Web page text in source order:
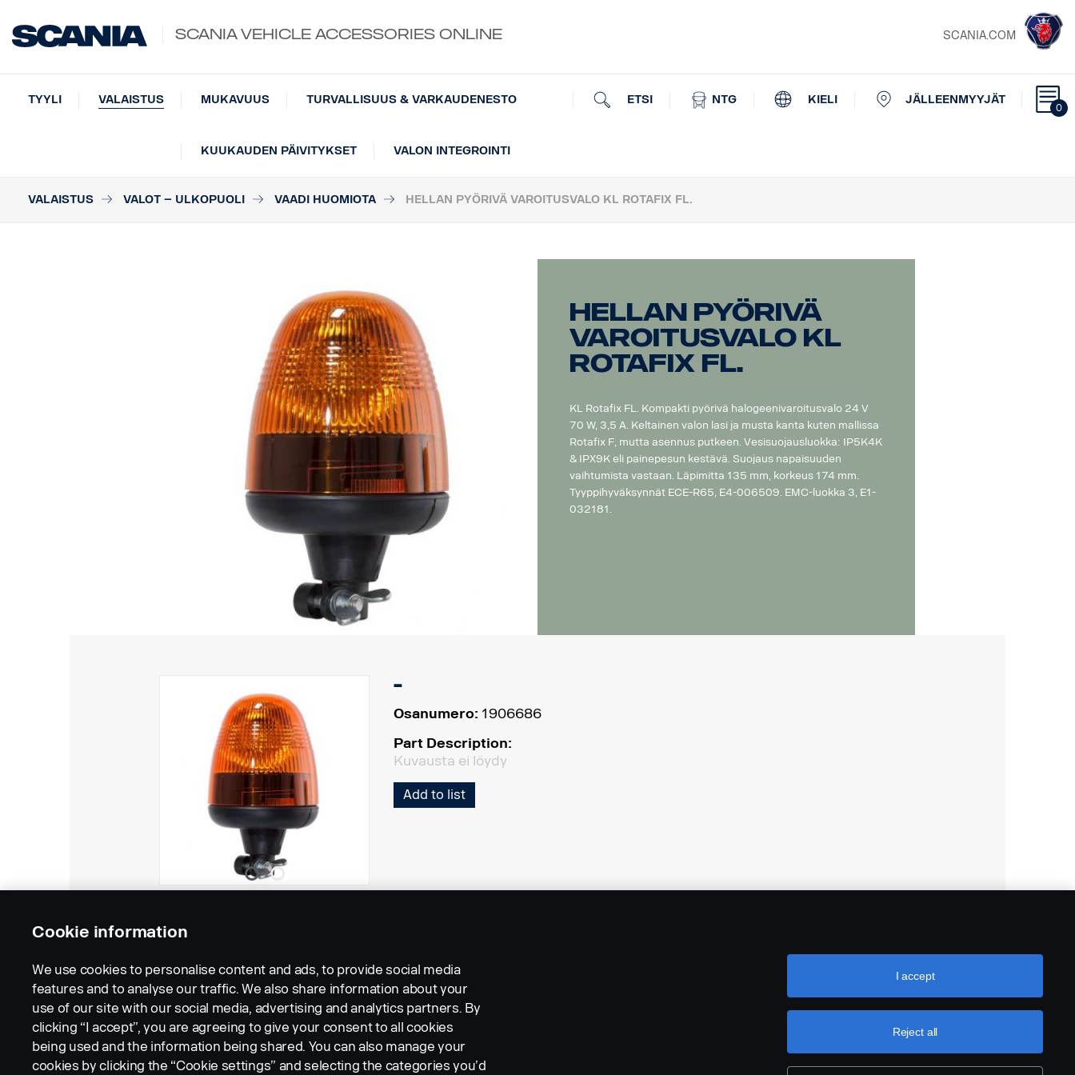
SCANIA VEHICLE ACCESSORIES ONLINE SCANIA.COM
0
ETSI NTG KIELI JÄLLEENMYYJÄT
TYYLI VALAISTUS MUKAVUUS TURVALLISUUS & VARKAUDENESTO
KUUKAUDEN PÄIVITYKSET VALON INTEGROINTI
VALAISTUS VALOT – ULKOPUOLI VAADI HUOMIOTA HELLAN PYÖRIVÄ VAROITUSVALO KL ROTAFIX FL.
Hellan pyörivä
varoitusvalo KL
Rotafix FL.
KL Rotafix FL. Kompakti pyörivä halogeenivaroitusvalo 24 V
70 W, 3,5 A. Keltainen valon lasi ja musta kanta kuten mallissa
Rotafix F, mutta asennus putkeen. Vesisuojausluokka: IP5K4K
& IPX9K eli painepesun kestävä. Suojaus napaisuuden
vaihtumista vastaan. Läpimitta 135 mm, korkeus 174 mm.
Tyyppihyväksynnät ECE-R65, E4-006509. EMC-luokka 3, E1-
032181.
-
Osanumero: 1906686
Part Description:
Kuvausta ei löydy
Add to list
Cookie information
We use cookies to personalise content and ads, to provide social media
features and to analyse our traffic. We also share information about your
use of our site with our social media, advertising and analytics partners. By
clicking “I accept”, you are agreeing to give your consent to all cookies
being used and the information being shared. You can also manage your
cookies by clicking the “Cookie settings” and selecting the categories you’d
Reject all
I accept